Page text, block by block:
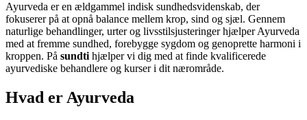
Ayurveda er en ældgammel indisk sundhedsvidenskab, der
fokuserer på at opnå balance mellem krop, sind og sjæl. Gennem
naturlige behandlinger, urter og livsstilsjusteringer hjælper Ayurveda
med at fremme sundhed, forebygge sygdom og genoprette harmoni i
kroppen. På sundti hjælper vi dig med at finde kvalificerede
ayurvediske behandlere og kurser i dit nærområde.
Hvad er Ayurveda